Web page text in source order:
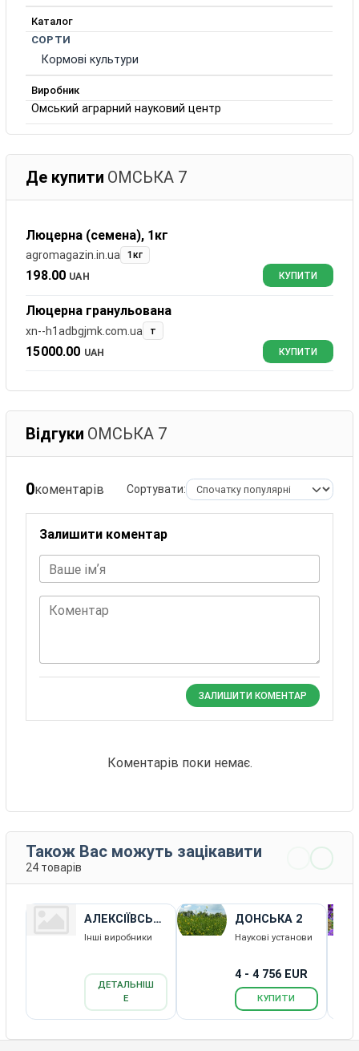
Каталог
СОРТИ
Кормові культури
Виробник
Омський аграрний науковий центр
Де купити ОМСЬКА 7
Люцерна (семена), 1кг
agromagazin.in.ua 1кг
198.00 UAH КУПИТИ
Люцерна гранульована
xn--h1adbgjmk.com.ua т
15000.00 UAH КУПИТИ
Відгуки ОМСЬКА 7
0коментарів Сортувати:
Залишити коментар
Ваше імʼя
Коментар
ЗАЛИШИТИ КОМЕНТАР
Коментарів поки немає.
Також Вас можуть зацікавити
24 товарів
АЛЕКСІЇВСЬК
А 1
Інші виробники
ДЕТАЛЬНІШ
Е
ДОНСЬКА 2
Наукові установи
4 - 4 756 EUR
КУПИТИ